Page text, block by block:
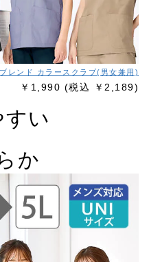
レンド カラースクラブ(男女兼用)
￥1,990 (税込 ￥2,189)
すい
か